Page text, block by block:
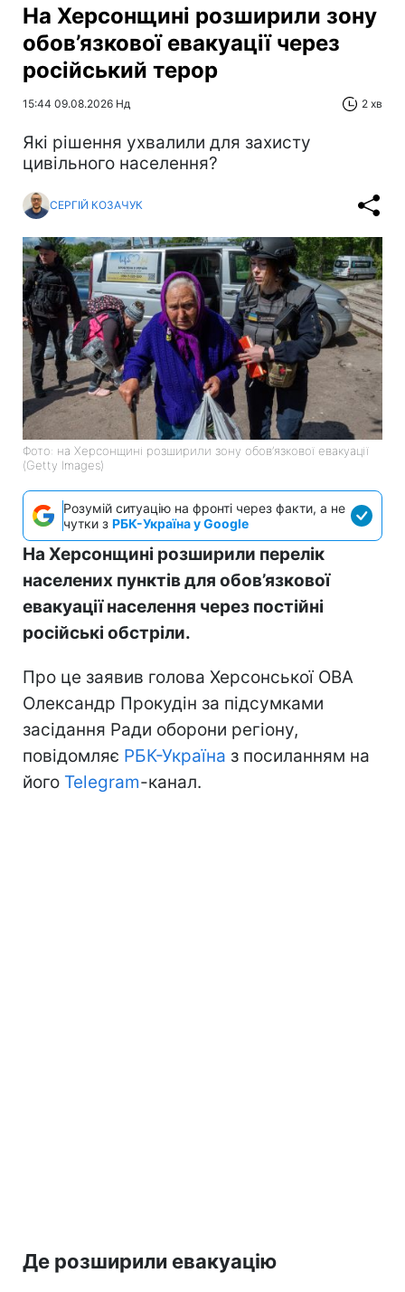
На Херсонщині розширили зону
обов’язкової евакуації через
російський терор
15:44 09.08.2026 Нд 2 хв
Які рішення ухвалили для захисту
цивільного населення?
СЕРГІЙ КОЗАЧУК
Фото: на Херсонщині розширили зону обов’язкової евакуації
(Getty Images)
Розумій ситуацію на фронті через факти, а не
чутки з РБК-Україна у Google
На Херсонщині розширили перелік
населених пунктів для обов’язкової
евакуації населення через постійні
російські обстріли.
Про це заявив голова Херсонської ОВА
Олександр Прокудін за підсумками
засідання Ради оборони регіону,
повідомляє РБК-Україна з посиланням на
його Telegram-канал.
Де розширили евакуацію